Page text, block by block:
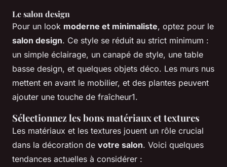
Le salon design
Pour un look moderne et minimaliste, optez pour le
salon design. Ce style se réduit au strict minimum :
un simple éclairage, un canapé de style, une table
basse design, et quelques objets déco. Les murs nus
mettent en avant le mobilier, et des plantes peuvent
ajouter une touche de fraîcheur1.
Sélectionnez les bons matériaux et textures
Les matériaux et les textures jouent un rôle crucial
dans la décoration de votre salon. Voici quelques
tendances actuelles à considérer :